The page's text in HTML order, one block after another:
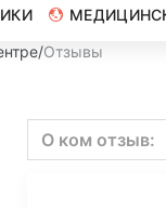
/Отзывы
О ком отзыв: